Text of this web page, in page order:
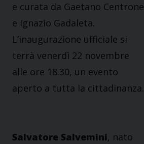
e curata da Gaetano Centrone
e Ignazio Gadaleta.
L’inaugurazione ufficiale si
terrà venerdì 22 novembre
alle ore 18.30, un evento
aperto a tutta la cittadinanza.
Salvatore Salvemini, nato